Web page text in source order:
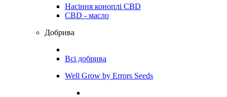
Насіння коноплі CBD
CBD - масло
Добрива
Всі добрива
Well Grow by Errors Seeds